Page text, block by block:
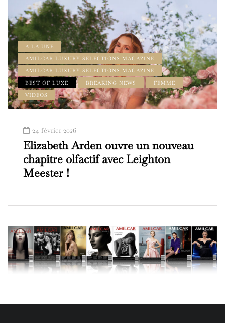
À LA UNE
AMILCAR LUXURY SELECTIONS MAGAZINE
AMILCAR LUXURY SELECTIONS MAGAZINE
BEST OF LUXE
BREAKING NEWS
FEMME
VIDEOS
24 février 2026
Elizabeth Arden ouvre un nouveau
chapitre olfactif avec Leighton
Meester !